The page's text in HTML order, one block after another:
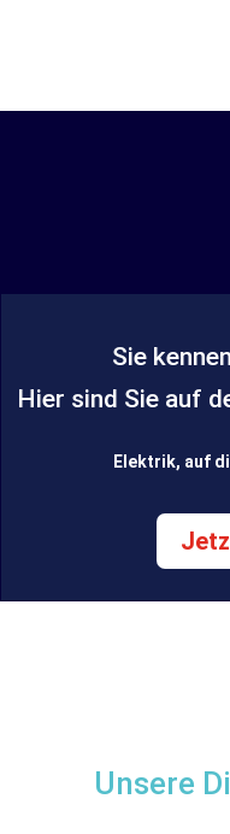
Sie
Hier sind Sie auf
Elektrik, auf
Unsere